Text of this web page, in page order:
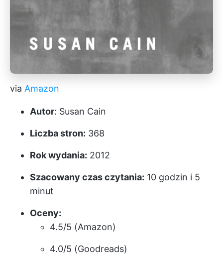
via Amazon
Autor: Susan Cain
Liczba stron: 368
Rok wydania: 2012
Szacowany czas czytania: 10 godzin i 5
minut
Oceny:
4.5/5 (Amazon)
4.0/5 (Goodreads)